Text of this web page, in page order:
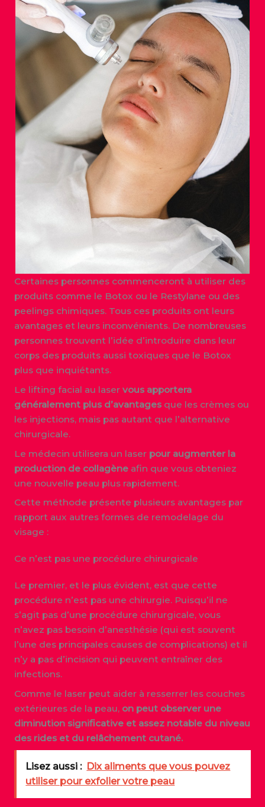
Certaines personnes commenceront à utiliser des
produits comme le Botox ou le Restylane ou des
peelings chimiques. Tous ces produits ont leurs
avantages et leurs inconvénients. De nombreuses
personnes trouvent l’idée d’introduire dans leur
corps des produits aussi toxiques que le Botox
plus que inquiétants.
Le lifting facial au laservous apportera
généralement plus d’avantages que les crèmes ou
les injections, mais pas autant que l’alternative
chirurgicale.
Le médecin utilisera un laser pour augmenter la
production de collagène afin que vous obteniez
une nouvelle peau plus rapidement.
Cette méthode présente plusieurs avantages par
rapport aux autres formes de remodelage du
visage :
Ce n’est pas une procédure chirurgicale
Le premier, et le plus évident, est que cette
procédure n’est pas une chirurgie. Puisqu’il ne
s’agit pas d’une procédure chirurgicale, vous
n’avez pas besoin d’anesthésie (qui est souvent
l’une des principales causes de complications) et il
n’y a pas d’incision qui peuvent entraîner des
infections.
Comme le laser peut aider à resserrer les couches
extérieures de la peau, on peut observer une
diminution significative et assez notable du niveau
des rides et du relâchement cutané.
Lisez aussi :
Dix aliments que vous pouvez
utiliser pour exfolier votre peau